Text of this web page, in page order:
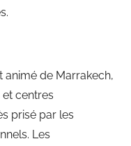
animé de Marrakech,
centres
prisé par les
Les